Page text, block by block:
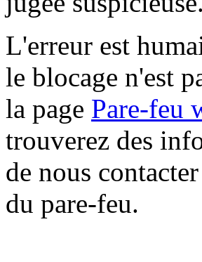
L'erreur est
le blocage n'est
la page Pare-feu
trouverez des
de nous
du pare-feu.